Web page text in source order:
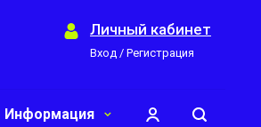
Личный кабинет
Вход / Регистрация
Информация